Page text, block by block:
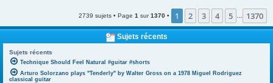
2739 sujets • Page 1 sur1370 • 1 2 3 4 5 1370
Sujets récents
Sujets récents
Technique Should Feel Natural #guitar #shorts
Arturo Solorzano plays "Tenderly" by Walter Gross on a 1978 Miguel Rodriguez
classical guitar